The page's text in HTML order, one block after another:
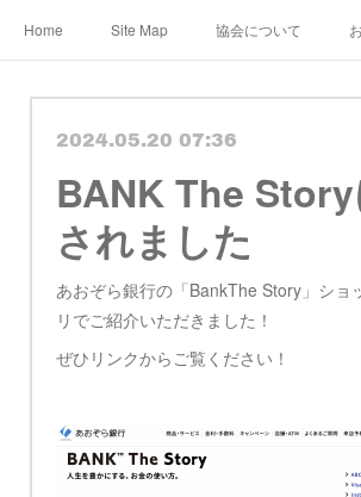
Home Site Map 協会について
ショップ&ギャラリー Instagram
教室 認定講師 ブログ 規約
2024.05.20 07:36
BANK The
されました
あおぞら銀行の「BankThe Story」ショ
リでご紹介いただきました！
ぜひリンクからご覧ください！